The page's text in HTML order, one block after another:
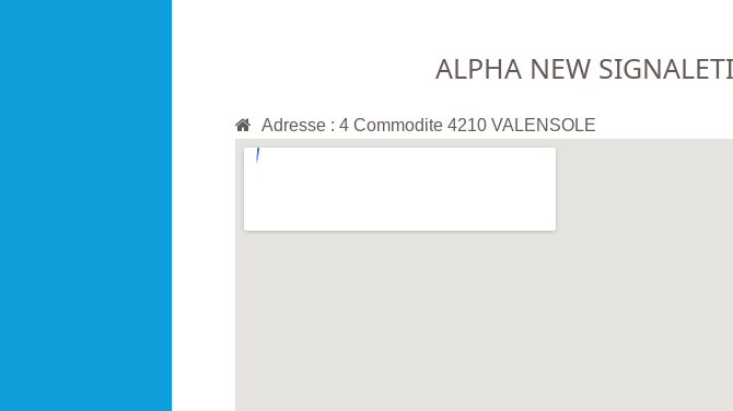
ALPHA NEW
Adresse : 4 Commodite 4210 VALENSOLE